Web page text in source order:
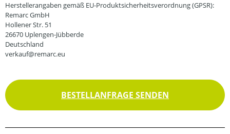
Herstellerangaben gemäß EU-Produktsicherheitsverordnung (GPSR):
Remarc GmbH
Hollener Str. 51
26670 Uplengen-Jübberde
Deutschland
verkauf@remarc.eu
BESTELLANFRAGE SENDEN